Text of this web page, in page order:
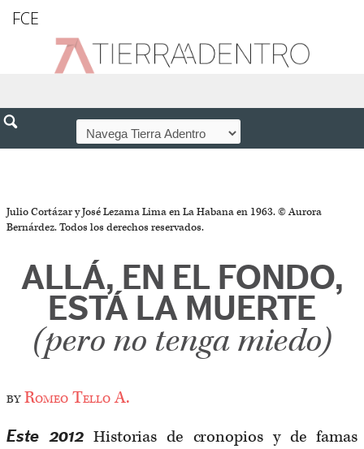
FCE
Julio Cortázar y José Lezama Lima en La Habana en 1963. © Aurora
Bernárdez. Todos los derechos reservados.
ALLÁ, EN EL FONDO,
ESTÁ LA MUERTE
(pero no tenga miedo)
byRomeo Tello A.
Este 2012Historias de cronopios y de famas